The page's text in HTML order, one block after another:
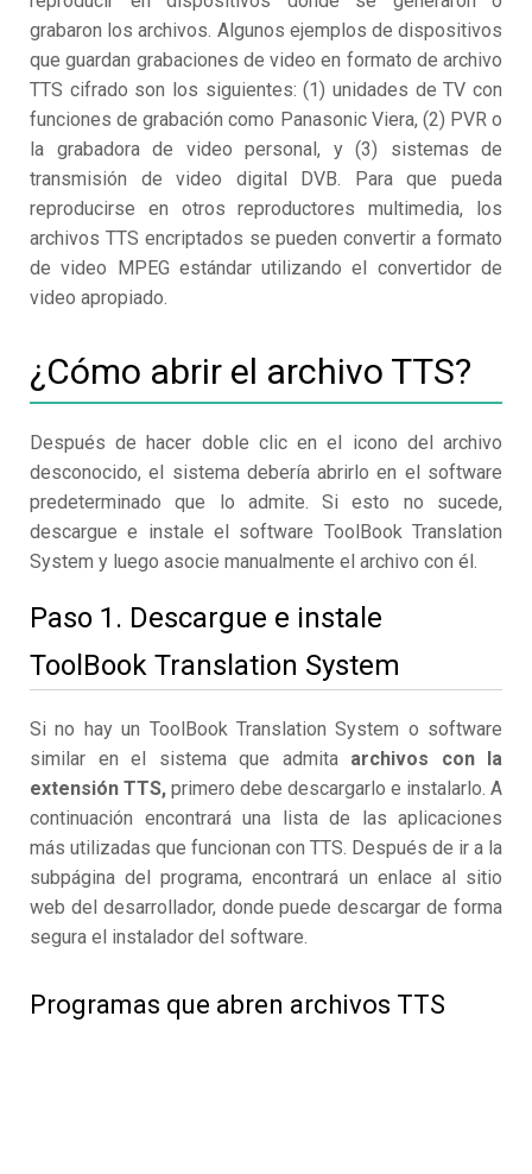
grabaron los archivos. Algunos ejemplos de dispositivos
que guardan grabaciones de video en formato de archivo
TTS cifrado son los siguientes: (1) unidades de TV con
funciones de grabación como Panasonic Viera, (2) PVR o
la grabadora de video personal, y (3) sistemas de
transmisión de video digital DVB. Para que pueda
reproducirse en otros reproductores multimedia, los
archivos TTS encriptados se pueden convertir a formato
de video MPEG estándar utilizando el convertidor de
video apropiado.
¿Cómo abrir el archivo TTS?
Después de hacer doble clic en el icono del archivo
desconocido, el sistema debería abrirlo en el software
predeterminado que lo admite. Si esto no sucede,
descargue e instale el software ToolBook Translation
System y luego asocie manualmente el archivo con él.
Paso 1. Descargue e instale
ToolBook Translation System
Si no hay un ToolBook Translation System o software
similar en el sistema que admita archivos con la
extensión TTS, primero debe descargarlo e instalarlo. A
continuación encontrará una lista de las aplicaciones
más utilizadas que funcionan con TTS. Después de ir a la
subpágina del programa, encontrará un enlace al sitio
web del desarrollador, donde puede descargar de forma
segura el instalador del software.
Programas que abren archivos TTS